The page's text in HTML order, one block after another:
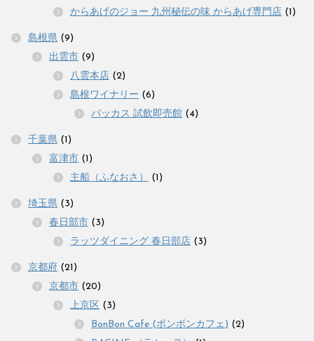
からあげのジョー 九州秘伝の味 からあげ専門店 (1)
島根県 (9)
出雲市 (9)
八雲本店 (2)
島根ワイナリー (6)
バッカス 試飲即売館 (4)
千葉県 (1)
富津市 (1)
主船（ふなおさ）
(1)
埼玉県 (3)
春日部市 (3)
ラッツダイニング 春日部店 (3)
京都府 (21)
京都市 (20)
上京区 (3)
BonBon Cafe (ボンボンカフェ) (2)